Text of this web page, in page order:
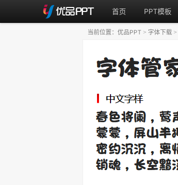
首页 PPT模板
当前位置： 优品PPT > 字体下载 >